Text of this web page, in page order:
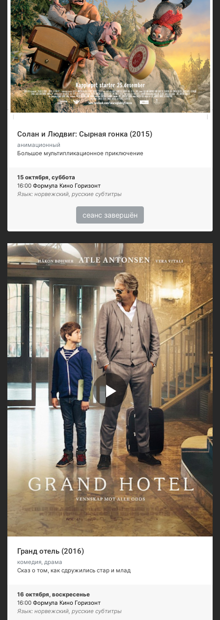
Солан и Людвиг: Сырная гонка (2015)
анимационный
Большое мультипликационное приключение
15 октября, суббота
16:00 Формула Кино Горизонт
Язык: норвежский, русские субтитры
сеанс завершён
Гранд отель (2016)
комедия, драма
Сказ о том, как сдружились стар и млад
16 октября, воскресенье
16:00 Формула Кино Горизонт
Язык: норвежский, русские субтитры